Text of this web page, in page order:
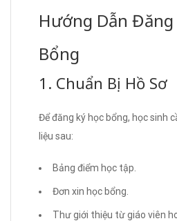
Hướng Dẫn Đăng
Bổng
1. Chuẩn Bị Hồ Sơ
Để đăng ký học bổng, học sinh
liệu sau:
Bảng điểm học tập.
Đơn xin học bổng.
Thư giới thiệu từ giáo viên